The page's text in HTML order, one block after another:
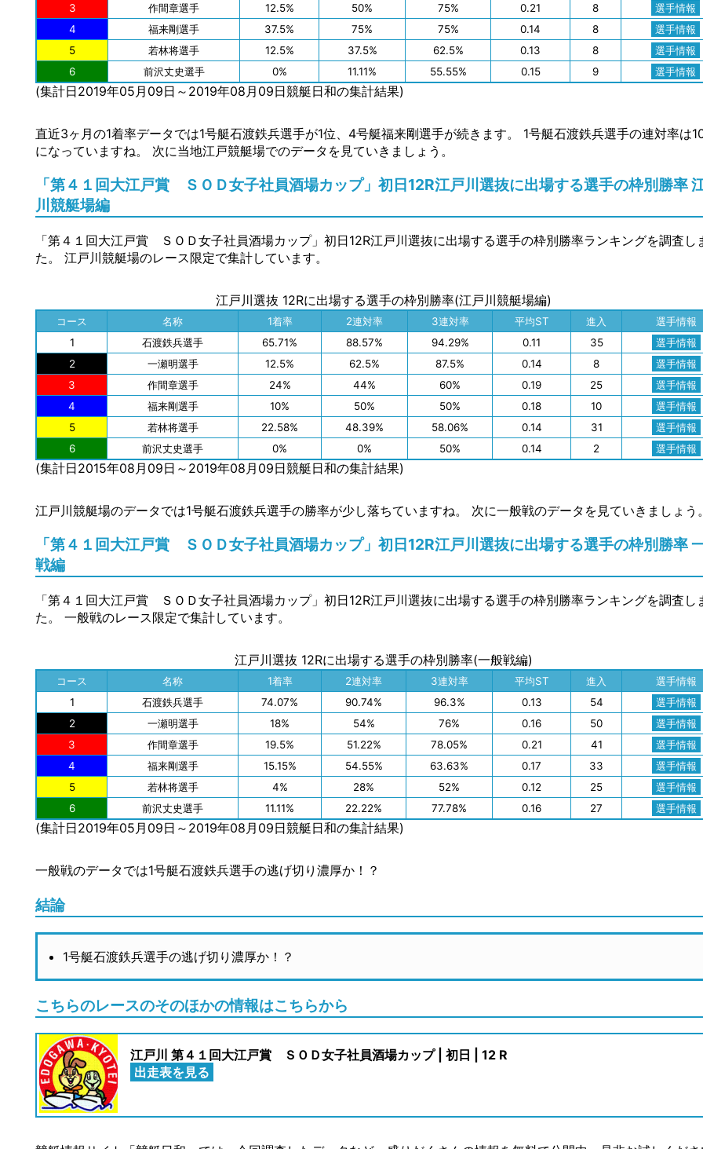
3
作間章選手 12.5% 50% 75% 0.21 8
選手情報
4
福来剛選手 37.5% 75% 75% 0.14 8
選手情報
5
若林将選手 12.5% 37.5% 62.5% 0.13 8
選手情報
6
前沢丈史選手 0% 11.11% 55.55% 0.15 9 選手情報
(集計日2019年05月09日～2019年08月09日競艇日和の集計結果)
直近3ヶ月の1着率データでは1号艇石渡鉄兵選手が1位、4号艇福来剛選手が続きます。 1号艇石渡鉄兵選手の連対率は
になっていますね。 次に当地江戸競艇場でのデータを見ていきましょう。
「第４１回大江戸賞 ＳＯＤ女子社員酒場カップ」初日12R江戸川選抜に出場する選手の枠別勝率
川競艇場編
「第４１回大江戸賞 ＳＯＤ女子社員酒場カップ」初日12R江戸川選抜に出場する選手の枠別勝率ランキングを調査し
た。 江戸川競艇場のレース限定で集計しています。
江戸川選抜 12Rに出場する選手の枠別勝率(江戸川競艇場編)
コース 名称 1着率 2連対率 3連対率 平均ST 進入
選手情報
1
石渡鉄兵選手 65.71% 88.57% 94.29% 0.11 35
選手情報
2
一瀬明選手 12.5% 62.5% 87.5% 0.14 8
選手情報
3
作間章選手 24% 44% 60% 0.19 25
選手情報
4
福来剛選手 10% 50% 50% 0.18 10
選手情報
5
若林将選手 22.58% 48.39% 58.06% 0.14 31
選手情報
6
前沢丈史選手 0% 0% 50% 0.14 2 選手情報
(集計日2015年08月09日～2019年08月09日競艇日和の集計結果)
江戸川競艇場のデータでは1号艇石渡鉄兵選手の勝率が少し落ちていますね。 次に一般戦のデータを見ていきましょう。
「第４１回大江戸賞 ＳＯＤ女子社員酒場カップ」初日12R江戸川選抜に出場する選手の枠別勝率
戦編
「第４１回大江戸賞 ＳＯＤ女子社員酒場カップ」初日12R江戸川選抜に出場する選手の枠別勝率ランキングを調査し
た。 一般戦のレース限定で集計しています。
江戸川選抜 12Rに出場する選手の枠別勝率(一般戦編)
コース 名称 1着率 2連対率 3連対率 平均ST 進入
選手情報
1
石渡鉄兵選手 74.07% 90.74% 96.3% 0.13 54
選手情報
2
一瀬明選手 18% 54% 76% 0.16 50
選手情報
3
作間章選手 19.5% 51.22% 78.05% 0.21 41
選手情報
4
福来剛選手 15.15% 54.55% 63.63% 0.17 33
選手情報
5
若林将選手 4% 28% 52% 0.12 25
選手情報
6
前沢丈史選手 11.11% 22.22% 77.78% 0.16 27 選手情報
(集計日2019年05月09日～2019年08月09日競艇日和の集計結果)
一般戦のデータでは1号艇石渡鉄兵選手の逃げ切り濃厚か！？
結論
1号艇石渡鉄兵選手の逃げ切り濃厚か！？
こちらのレースのそのほかの情報はこちらから
江戸川 第４１回大江戸賞 ＳＯＤ女子社員酒場カップ | 初日 | 12 R
出走表を見る